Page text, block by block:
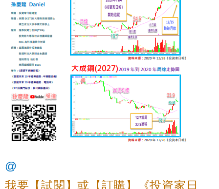
@
我要【試閱】或【訂購】《投資家日